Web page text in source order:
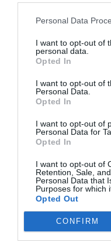
Personal Data
I want to opt-out of
personal data.
Opted In
I want to opt-out of
Personal Data.
Opted In
I want to opt-out of
Personal Data for
Opted In
I want to opt-out of
Retention, Sale,
Personal Data that
Purposes for which
Opted Out
CONFIRM
ΣΧΕΤΙΚΈΣ ΑΝΑΡΤΉΣΕΙΣ